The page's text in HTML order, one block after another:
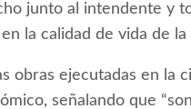
junto al intendente y
la calidad de vida de la
obras ejecutadas en la
señalando que